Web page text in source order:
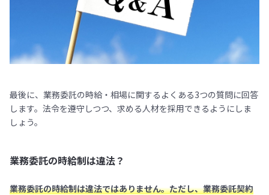
最後に、業務委託の時給・相場に関するよくある3つの質問に回答
します。法令を遵守しつつ、求める人材を採用できるようにしま
しょう。
業務委託の時給制は違法？
業務委託の時給制は違法ではありません。ただし、業務委託契約